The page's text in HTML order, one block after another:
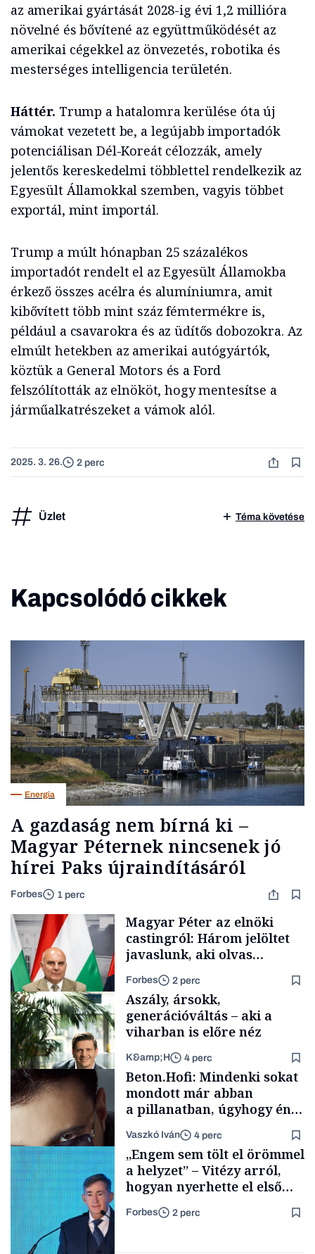
az amerikai gyártását 2028-ig évi 1,2 millióra
növelné és bővítené az együttműködését az
amerikai cégekkel az önvezetés, robotika és
mesterséges intelligencia területén.
Háttér. Trump a hatalomra kerülése óta új
vámokat vezetett be, a legújabb importadók
potenciálisan Dél-Koreát célozzák, amely
jelentős kereskedelmi többlettel rendelkezik az
Egyesült Államokkal szemben, vagyis többet
exportál, mint importál.
Trump a múlt hónapban 25 százalékos
importadót rendelt el az Egyesült Államokba
érkező összes acélra és alumíniumra, amit
kibővített több mint száz fémtermékre is,
például a csavarokra és az üdítős dobozokra. Az
elmúlt hetekben az amerikai autógyártók,
köztük a General Motors és a Ford
felszólították az elnököt, hogy mentesítse a
járműalkatrészeket a vámok alól.
2025. 3. 26. 2 perc
Üzlet Téma követése
Kapcsolódó cikkek
Energia
A gazdaság nem bírná ki –
Magyar Péternek nincsenek jó
hírei Paks újraindításáról
Forbes 1 perc
Politika
Magyar Péter az elnöki
castingról: Három jelöltet
javaslunk, aki olvas
híreket, nem fog
meglepődni
Forbes 2 perc
TÁMOGATÓI
TARTALOM
Aszály, ársokk,
generációváltás – aki a
viharban is előre néz
K&amp;H 4 perc
Forbes-sztori
Beton.Hofi: Mindenki sokat
mondott már abban
a pillanatban, úgyhogy én
a legsarkosabb
gondolataimat akartam
kimondani
Vaszkó Iván 4 perc
„Engem sem tölt el örömmel
a helyzet” – Vitézy arról,
hogyan nyerhette el első
tenderét Mészárosék cége a
Tisza-kormány alatt
Forbes 2 perc